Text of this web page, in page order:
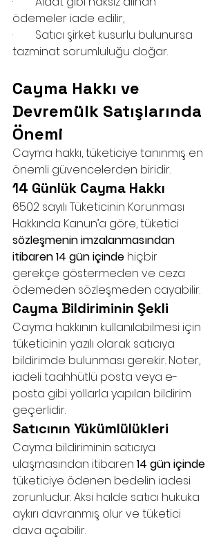
ödemeler iade edilir,
·        Satıcı şirket kusurlu bulunursa
tazminat sorumluluğu doğar.
Cayma Hakkı ve
Devremülk Satışlarında
Önemi
Cayma hakkı, tüketiciye tanınmış en
önemli güvencelerden biridir.
14 Günlük Cayma Hakkı
6502 sayılı Tüketicinin Korunması
Hakkında Kanun’a göre, tüketici
sözleşmenin imzalanmasından
itibaren 14 gün içinde hiçbir
gerekçe göstermeden ve ceza
ödemeden sözleşmeden cayabilir.
Cayma Bildiriminin Şekli
Cayma hakkının kullanılabilmesi için
tüketicinin yazılı olarak satıcıya
bildirimde bulunması gerekir. Noter,
iadeli taahhütlü posta veya e-
posta gibi yollarla yapılan bildirim
geçerlidir.
Satıcının Yükümlülükleri
Cayma bildiriminin satıcıya
ulaşmasından itibaren 14 gün içinde
tüketiciye ödenen bedelin iadesi
zorunludur. Aksi halde satıcı hukuka
aykırı davranmış olur ve tüketici
dava açabilir.